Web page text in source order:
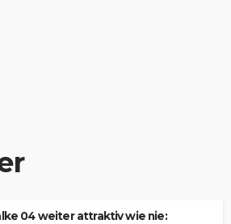
04 weiter attraktiv wie nie: